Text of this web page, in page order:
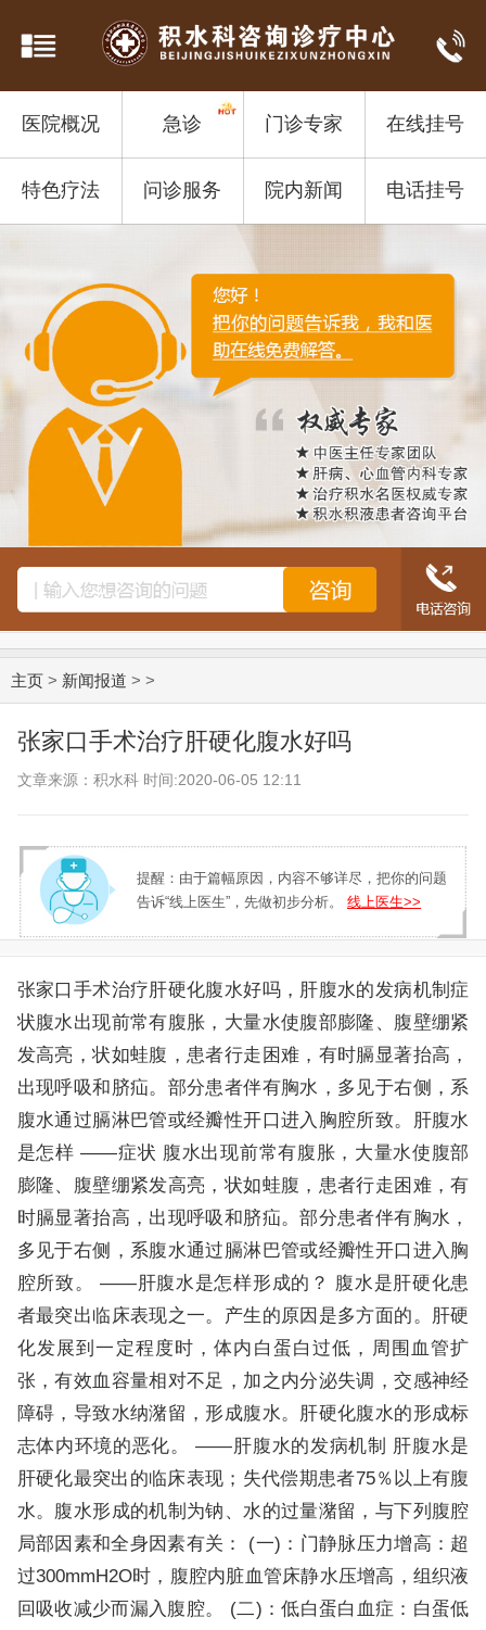
医院概况 急诊 门诊专家 在线挂号
特色疗法 问诊服务 院内新闻 电话挂号
主页 > 新闻报道 > >
张家口手术治疗肝硬化腹水好吗
文章来源：积水科 时间:2020-06-05 12:11
提醒：由于篇幅原因，内容不够详尽，把你的问题
告诉“线上医生”，先做初步分析。 线上医生>>
张家口手术治疗肝硬化腹水好吗，肝腹水的发病机制症
状腹水出现前常有腹胀，大量水使腹部膨隆、腹壁绷紧
发高亮，状如蛙腹，患者行走困难，有时膈显著抬高，
出现呼吸和脐疝。部分患者伴有胸水，多见于右侧，系
腹水通过膈淋巴管或经瓣性开口进入胸腔所致。肝腹水
是怎样 ——症状 腹水出现前常有腹胀，大量水使腹部
膨隆、腹壁绷紧发高亮，状如蛙腹，患者行走困难，有
时膈显著抬高，出现呼吸和脐疝。部分患者伴有胸水，
多见于右侧，系腹水通过膈淋巴管或经瓣性开口进入胸
腔所致。 ——肝腹水是怎样形成的？ 腹水是肝硬化患
者最突出临床表现之一。产生的原因是多方面的。肝硬
化发展到一定程度时，体内白蛋白过低，周围血管扩
张，有效血容量相对不足，加之内分泌失调，交感神经
障碍，导致水纳潴留，形成腹水。肝硬化腹水的形成标
志体内环境的恶化。 ——肝腹水的发病机制 肝腹水是
肝硬化最突出的临床表现；失代偿期患者75％以上有腹
水。腹水形成的机制为钠、水的过量潴留，与下列腹腔
局部因素和全身因素有关： (一)：门静脉压力增高：超
过300mmH2O时，腹腔内脏血管床静水压增高，组织液
回吸收减少而漏入腹腔。 (二)：低白蛋白血症：白蛋低